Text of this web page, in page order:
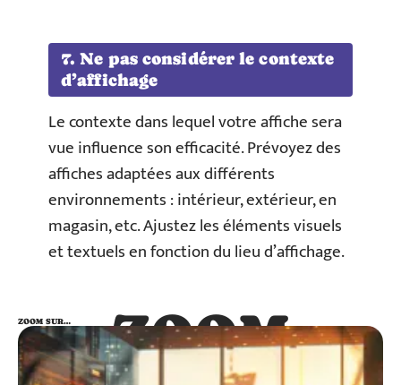
7. Ne pas considérer le contexte
d’affichage
Le contexte dans lequel votre affiche sera
vue influence son efficacité. Prévoyez des
affiches adaptées aux différents
environnements : intérieur, extérieur, en
magasin, etc. Ajustez les éléments visuels
et textuels en fonction du lieu d’affichage.
ZOOM
SUR…
ZOOM SUR…